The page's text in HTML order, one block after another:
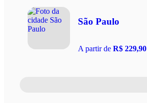
São Paulo
A partir de R$ 229,90